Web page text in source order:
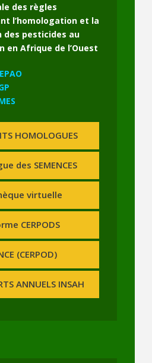
des règles
l’homologation et la
des pesticides au
en Afrique de l’Ouest
HOMOLOGUES
des SEMENCES
virtuelle
CERPODS
(CERPOD)
ANNUELS INSAH